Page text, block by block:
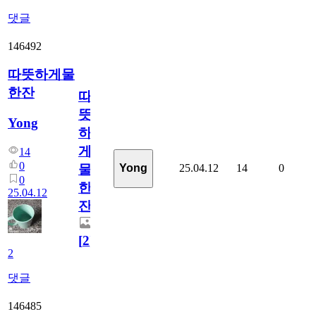
댓글
146492
따뜻하게물
한잔
Yong
14
0
0
25.04.12
2
댓글
따
뜻
하
게
물
한
잔
[2]
Yong 25.04.12 14 0
146485